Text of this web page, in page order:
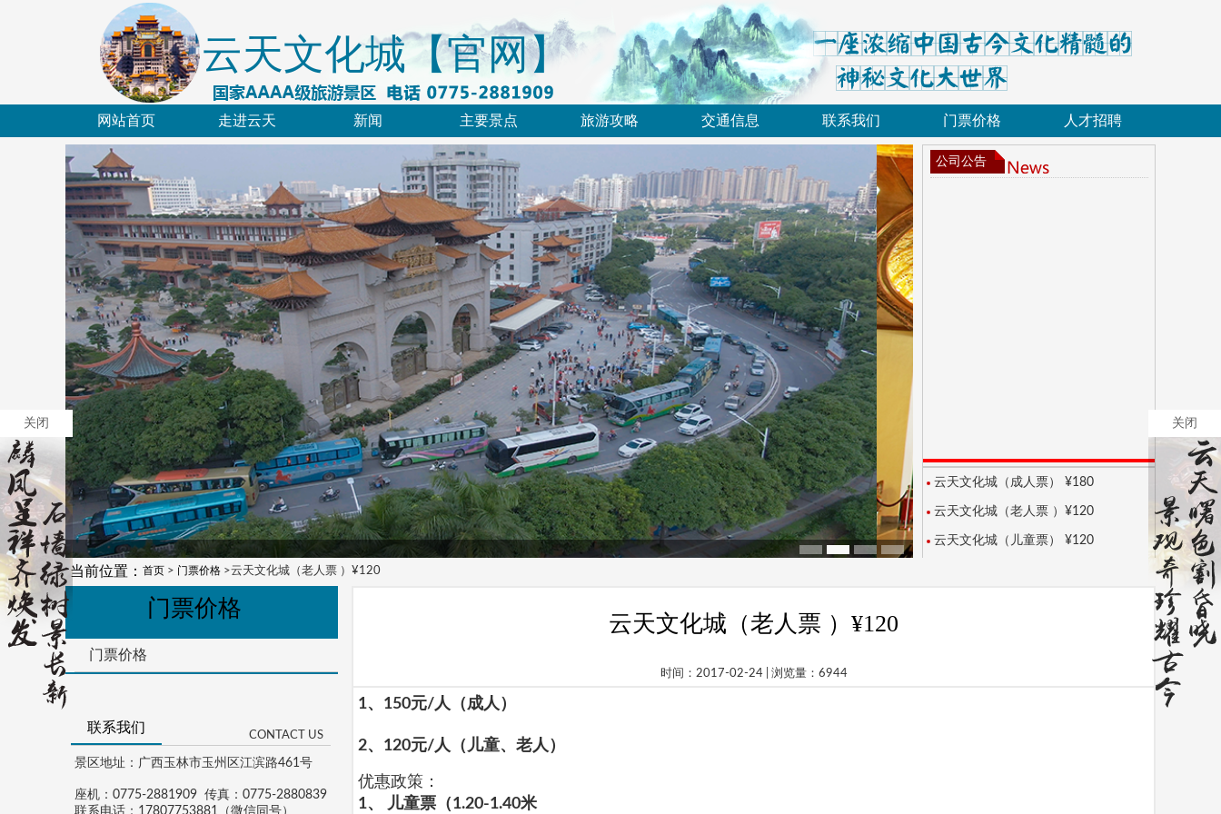
云天文化城【官网】
网站首页 走进云天 新闻 主要景点 旅游攻略 交通信息 联系我们 门票价格 人才招聘
公司公告
云天文化城（成人票） ¥180
云天文化城（老人票 ）¥120
云天文化城（儿童票） ¥120
当前位置： 首页 > 门票价格 >云天文化城（老人票 ）¥120
门票价格
门票价格
联系我们
CONTACT US
景区地址：广西玉林市玉州区江滨路461号
座机：0775-2881909 传真：0775-2880839
联系电话：17807753881（微信同号）
云天文化城（老人票 ）¥120
时间：2017-02-24 | 浏览量：6944
1、 150元/人（成人）
2、 120元/人（儿童、老人）
优惠政策：
1、 儿童票（1.20-1.40米
关闭 关闭